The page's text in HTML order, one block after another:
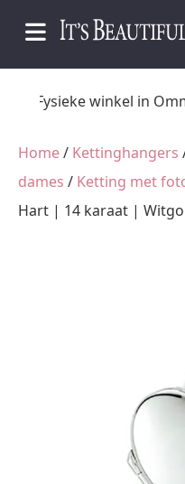
Fysieke winkel in
Home/ Kettinghangers
dames / Ketting met
Hart | 14 karaat |